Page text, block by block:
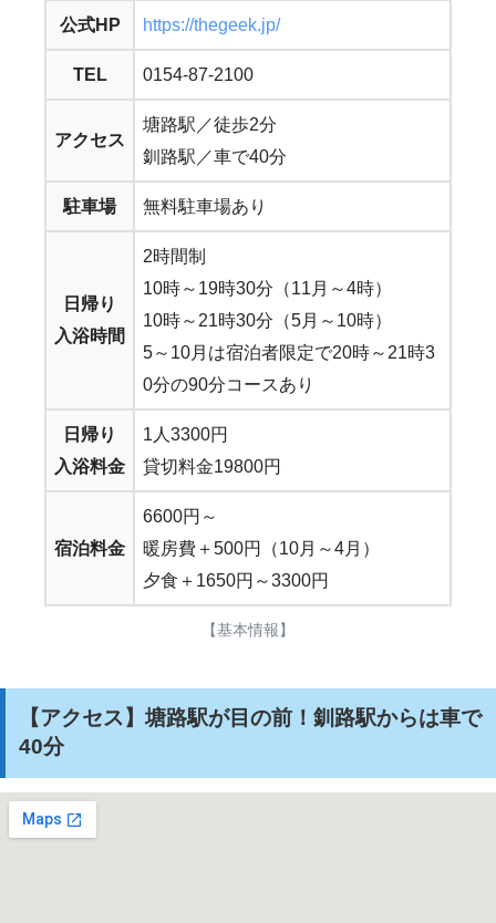
公式HP https://thegeek.jp/
TEL 0154-87-2100
アクセス
塘路駅／徒歩2分
釧路駅／車で40分
駐車場 無料駐車場あり
日帰り
入浴時間
2時間制
10時～19時30分（11月～4時）
10時～21時30分（5月～10時）
5～10月は宿泊者限定で20時～21時3
0分の90分コースあり
日帰り
入浴料金
1人3300円
貸切料金19800円
宿泊料金
6600円～
暖房費＋500円（10月～4月）
夕食＋1650円～3300円
【基本情報】
【アクセス】塘路駅が目の前！釧路駅からは車で
40分